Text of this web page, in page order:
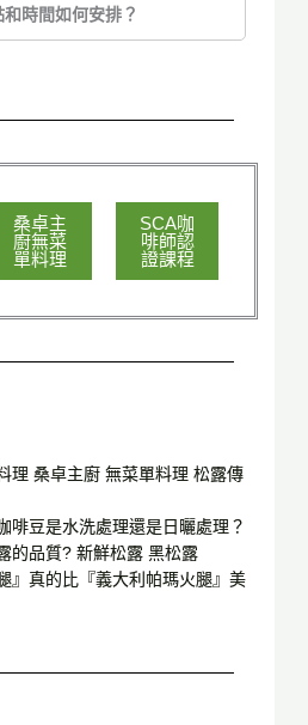
時間如何安排？
桑卓主
廚無菜
單料理
SCA咖
啡師認
證課程
理 桑卓主廚 無菜單料理 松露傳
啡豆是水洗處理還是日曬處理？
的品質? 新鮮松露 黑松露
』真的比『義大利帕瑪火腿』美